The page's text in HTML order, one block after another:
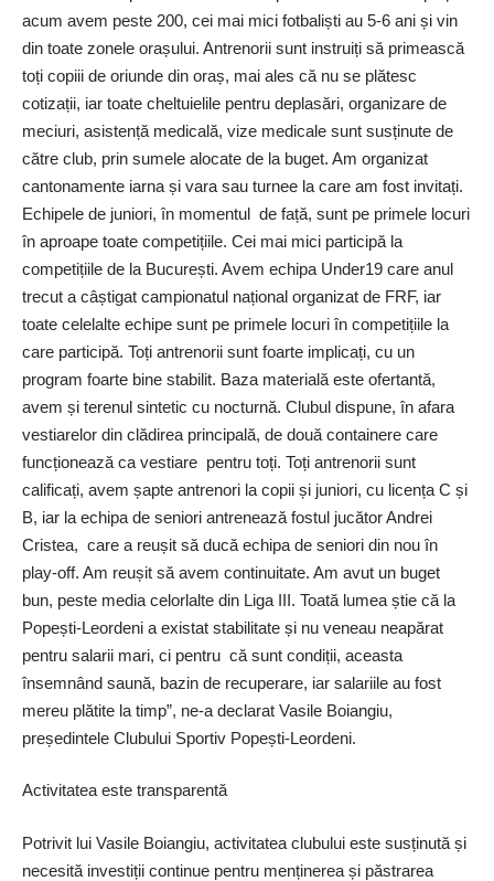
acum avem peste 200, cei mai mici fotbaliști au 5-6 ani și vin
din toate zonele orașului. Antrenorii sunt instruiți să primească
toți copiii de oriunde din oraș, mai ales că nu se plătesc
cotizații, iar toate cheltuielile pentru deplasări, organizare de
meciuri, asistență medicală, vize medicale sunt susținute de
către club, prin sumele alocate de la buget. Am organizat
cantonamente iarna și vara sau turnee la care am fost invitați.
Echipele de juniori, în momentul de față, sunt pe primele locuri
în aproape toate competițiile. Cei mai mici participă la
competițiile de la București. Avem echipa Under19 care anul
trecut a câștigat campionatul național organizat de FRF, iar
toate celelalte echipe sunt pe primele locuri în competițiile la
care participă. Toți antrenorii sunt foarte implicați, cu un
program foarte bine stabilit. Baza materială este ofertantă,
avem și terenul sintetic cu nocturnă. Clubul dispune, în afara
vestiarelor din clădirea principală, de două containere care
funcționează ca vestiare pentru toți. Toți antrenorii sunt
calificați, avem șapte antrenori la copii și juniori, cu licența C și
B, iar la echipa de seniori antrenează fostul jucător Andrei
Cristea, care a reușit să ducă echipa de seniori din nou în
play-off. Am reușit să avem continuitate. Am avut un buget
bun, peste media celorlalte din Liga III. Toată lumea știe că la
Popești-Leordeni a existat stabilitate și nu veneau neapărat
pentru salarii mari, ci pentru că sunt condiții, aceasta
însemnând saună, bazin de recuperare, iar salariile au fost
mereu plătite la timp”, ­ne-a declarat Vasile Boiangiu,
președintele Clubului Sportiv Popești-Leordeni.
Activitatea este transparentă
Potrivit lui Vasile Boiangiu, activitatea clubului este susținută și
necesită investiții continue pentru menținerea și păstrarea